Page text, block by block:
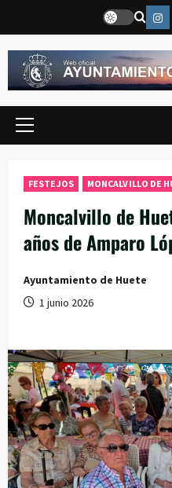
contenido
Menú
FESTEJOS MONCALVILLO DE
Moncalvillo de
años de Amparo
Ayuntamiento de Huete
1 junio 2026